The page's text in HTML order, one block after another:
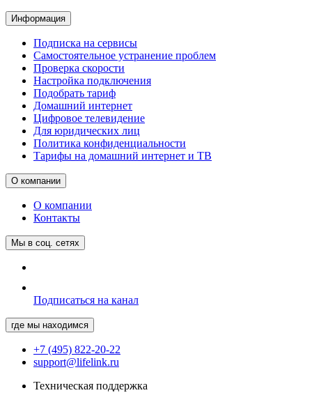
Информация
Подписка на сервисы
Самостоятельное устранение проблем
Проверка скорости
Настройка подключения
Подобрать тариф
Домашний интернет
Цифровое телевидение
Для юридических лиц
Политика конфиденциальности
Тарифы на домашний интернет и ТВ
О компании
О компании
Контакты
Мы в соц. сетях
Подписаться на канал
где мы находимся
+7 (495) 822-20-22
support@lifelink.ru
Техническая поддержка